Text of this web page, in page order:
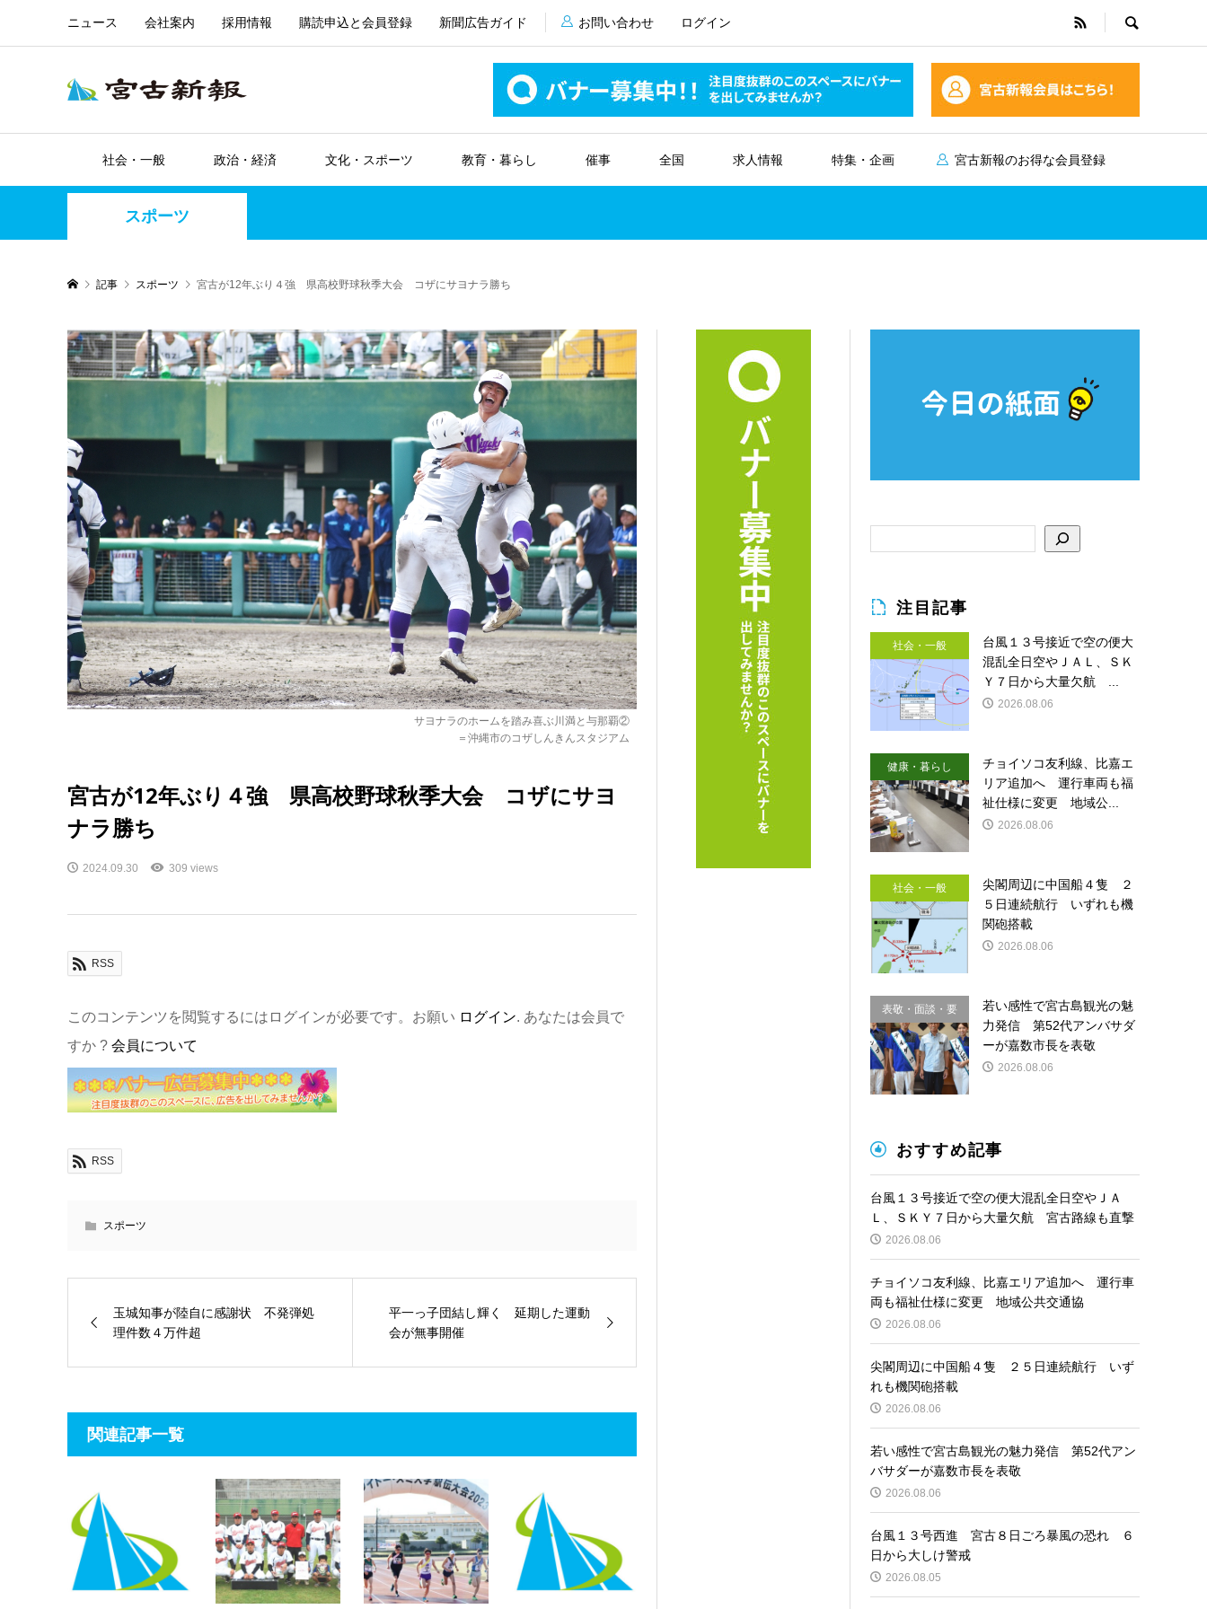
ニュース 会社案内 採用情報 購読申込と会員登録 新聞広告ガイド お問い合わせ ログイン
社会・一般 政治・経済 文化・スポーツ 教育・暮らし 催事 全国 求人情報 特集・企画 宮古新報のお得な会員登録
スポーツ
記事 スポーツ 宮古が12年ぶり４強 県高校野球秋季大会 コザにサヨナラ勝ち
サヨナラのホームを踏み喜ぶ川満と与那覇②
＝沖縄市のコザしんきんスタジアム
宮古が12年ぶり４強 県高校野球秋季大会 コザにサヨ
ナラ勝ち
2024.09.30 309 views
RSS
このコンテンツを閲覧するにはログインが必要です。お願い ログイン. あなたは会員で
すか ? 会員について
RSS
スポーツ
玉城知事が陸自に感謝状 不発弾処
理件数４万件超
平一っ子団結し輝く 延期した運動
会が無事開催
関連記事一覧
注目記事
社会・一般
台風１３号接近で空の便大
混乱全日空やＪＡＬ、ＳＫ
Ｙ７日から大量欠航 ...
2026.08.06
健康・暮らし
チョイソコ友利線、比嘉エ
リア追加へ 運行車両も福
祉仕様に変更 地域公...
2026.08.06
社会・一般
尖閣周辺に中国船４隻 ２
５日連続航行 いずれも機
関砲搭載
2026.08.06
表敬・面談・要
請
若い感性で宮古島観光の魅
力発信 第52代アンバサダ
ーが嘉数市長を表敬
2026.08.06
おすすめ記事
台風１３号接近で空の便大混乱全日空やＪＡ
Ｌ、ＳＫＹ７日から大量欠航 宮古路線も直撃
2026.08.06
チョイソコ友利線、比嘉エリア追加へ 運行車
両も福祉仕様に変更 地域公共交通協
2026.08.06
尖閣周辺に中国船４隻 ２５日連続航行 いず
れも機関砲搭載
2026.08.06
若い感性で宮古島観光の魅力発信 第52代アン
バサダーが嘉数市長を表敬
2026.08.06
台風１３号西進 宮古８日ごろ暴風の恐れ ６
日から大しけ警戒
2026.08.05